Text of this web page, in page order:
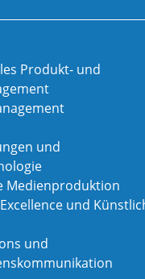
Produkt- und
und
Medienproduktion
und
und